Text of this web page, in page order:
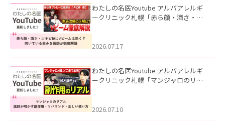
わたしの名医Youtube アルバアレルギ
ークリニック札幌「赤ら顔・酒さ・ニ
した。
2026.07.17
わたしの名医Youtube アルバアレルギ
ークリニック札幌「マンジャロのリア
た。
2026.07.10